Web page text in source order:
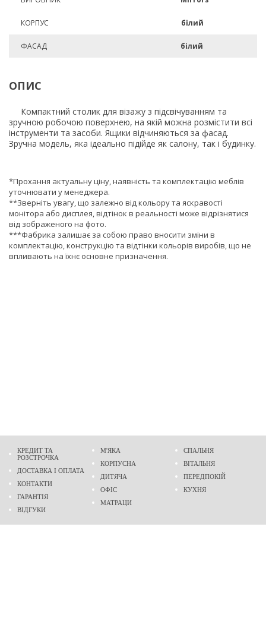
КОРПУС білий
ФАСАД білий
ОПИС
Компактний столик для візажу з підсвічуванням та
зручною робочою поверхнею, на якій можна розмістити всі
інструменти та засоби. Ящики відчиняються за фасад.
Зручна модель, яка ідеально підійде як салону, так і будинку.
*Прохання актуальну ціну, наявність та комплектацію меблів
уточнювати у менеджера.
**Зверніть увагу, що залежно від кольору та яскравості
монітора або дисплея, відтінок в реальності може відрізнятися
від зображеного на фото.
***Фабрика залишає за собою право вносити зміни в
комплектацію, конструкцію та відтінки кольорів виробів, що не
впливають на їхнє основне призначення.
КРЕДИТ ТА
РОЗСТРОЧКА
ДОСТАВКА І ОПЛАТА
КОНТАКТИ
ГАРАНТІЯ
ВІДГУКИ
М'ЯКА
КОРПУСНА
ДИТЯЧА
ОФІС
МАТРАЦИ
СПАЛЬНЯ
ВІТАЛЬНЯ
ПЕРЕДПОКІЙ
КУХНЯ